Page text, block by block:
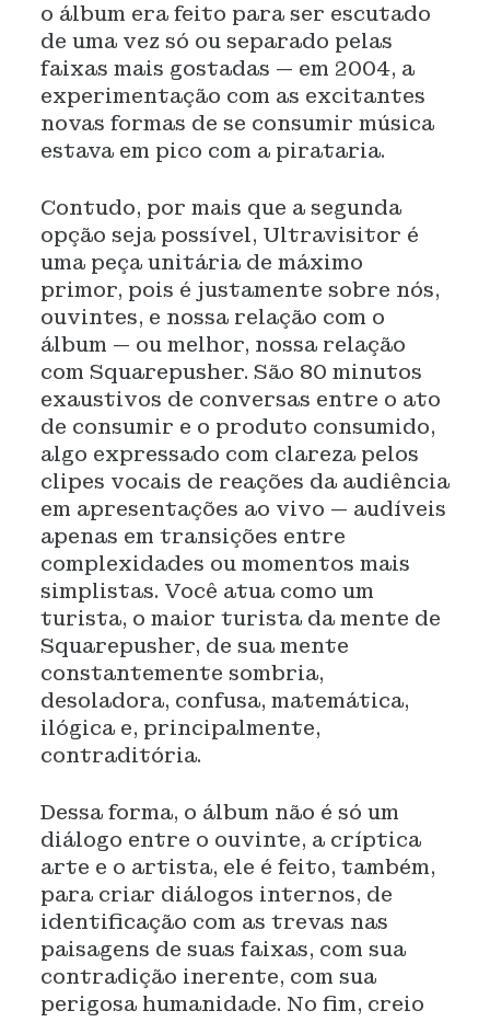
o álbum era feito para ser escutado
de uma vez só ou separado pelas
faixas mais gostadas — em 2004, a
experimentação com as excitantes
novas formas de se consumir música
estava em pico com a pirataria.
Contudo, por mais que a segunda
opção seja possível, Ultravisitor é
uma peça unitária de máximo
primor, pois é justamente sobre nós,
ouvintes, e nossa relação com o
álbum — ou melhor, nossa relação
com Squarepusher. São 80 minutos
exaustivos de conversas entre o ato
de consumir e o produto consumido,
algo expressado com clareza pelos
clipes vocais de reações da audiência
em apresentações ao vivo — audíveis
apenas em transições entre
complexidades ou momentos mais
simplistas. Você atua como um
turista, o maior turista da mente de
Squarepusher, de sua mente
constantemente sombria,
desoladora, confusa, matemática,
ilógica e, principalmente,
contraditória.
Dessa forma, o álbum não é só um
diálogo entre o ouvinte, a críptica
arte e o artista, ele é feito, também,
para criar diálogos internos, de
identificação com as trevas nas
paisagens de suas faixas, com sua
contradição inerente, com sua
perigosa humanidade. No fim, creio